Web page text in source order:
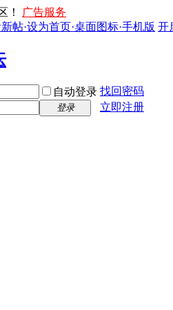
！
广告服务
新帖·设为首页·桌面图标·手机版 开
自动登录 找回密码
登录
立即注册